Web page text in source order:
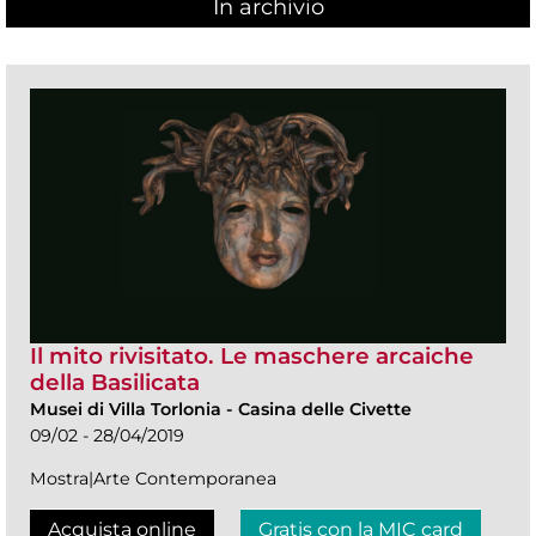
In archivio
Il mito rivisitato. Le maschere arcaiche
della Basilicata
Musei di Villa Torlonia - Casina delle Civette
09/02 - 28/04/2019
Mostra|Arte Contemporanea
Acquista online Gratis con la MIC card